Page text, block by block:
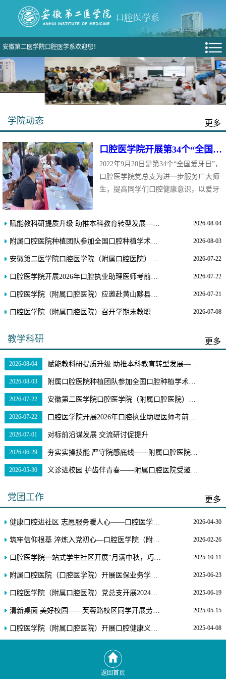
安徽第二医学院口腔医学系欢迎您！
学院动态 更多
口腔医学院开展第34个“全国爱牙日”特色校园活动
2022年9月20日是第34个“全国爱牙日”，
口腔医学院党总支为进一步服务广大师
生，提高同学们口腔健康意识，以爱牙
动。“你我同心，师生共约”口腔义诊活
动口腔医学院为提高师生口腔...
赋能教科研提质升级 助推本科教育转型发展——口腔医学院（附属口腔医院）举办教科研能力提升专题讲座 2026-08-04
附属口腔医院种植团队参加全国口腔种植学术会议并作壁报交流 2026-08-03
安徽第二医学院口腔医学院（附属口腔医院）赴南京铖联激光科技开展交流 2026-07-22
口腔医学院开展2026年口腔执业助理医师考前培训 2026-07-22
口腔医学院（附属口腔医院）应邀赴黄山黟县开展健康社区行义诊活动 2026-07-21
口腔医学院（附属口腔医院）召开学期末教职工大会 2026-07-08
教学科研 更多
2026-08-04 赋能教科研提质升级 助推本科教育转型发展——口腔医学院（附属口腔医院）举办教科研能力提升专题讲座
2026-08-03 附属口腔医院种植团队参加全国口腔种植学术会议并作壁报交流
2026-07-22 安徽第二医学院口腔医学院（附属口腔医院）赴南京铖联激光科技开展交流
2026-07-22 口腔医学院开展2026年口腔执业助理医师考前培训
2026-07-01 对标前沿谋发展 交流研讨促提升
2026-06-29 夯实实操技能 严守院感底线——附属口腔医院开展口腔专业八名实习生岗前专项培训
2026-05-30 义诊进校园 护齿伴青春——附属口腔医院受邀走进高校开展口腔公益义诊活动
党团工作 更多
健康口腔进社区 志愿服务暖人心——口腔医学院（附属口腔医院）赴徽园中心广场开展口腔科普义诊活动 2026-04-30
筑牢信仰根基 淬炼入党初心—口腔医学院（附属口腔医院）党总支圆满完成2025年入党积极分子培训工作 2026-02-26
口腔医学院一站式学生社区开展“月满中秋，巧手制灯”劳 2025-10-11
附属口腔医院（口腔医学院）开展医保业务学习调研 2025-06-23
口腔医学院（附属口腔医院）党总支开展2024级学生入党启蒙教育 2025-06-19
清新桌面 美好校园——芙蓉路校区同学开展劳动教育实践活动 2025-05-15
口腔医学院（附属口腔医院）开展口腔健康义诊活动 2025-04-08
返回首页